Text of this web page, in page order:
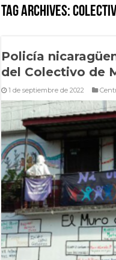
Tag Archives:
Policía
del Colectivo de
1 de septiembre de 2022